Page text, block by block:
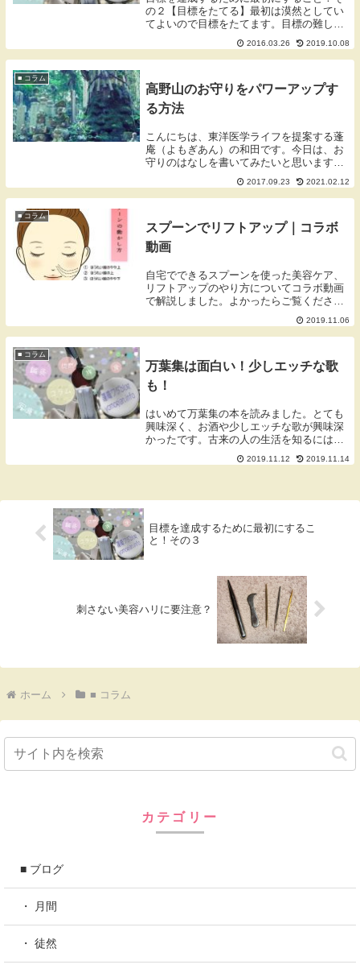
の２【目標をたてる】最初は漠然としてい
てよいので目標をたてます。目標の難しさ
や内容などは気にせず、とにかく達成した
い目標を書き出していきます。たくさん書
き出すと似たようなもなや、関連すること
2016.03.26 2019.10.08
■ コラム
高野山のお守りをパワーアップす
る方法
こんにちは、東洋医学ライフを提案する蓬
庵（よもぎあん）の和田です。今日は、お
守りのはなしを書いてみたいと思います。
高野山を例に出しましたが神社でも同じで
す。高野山のお守りをパワーアップする方
法高野山で授けて頂けるお守りのパワーを
2017.09.23 2021.02.12
■ コラム
スプーンでリフトアップ｜コラボ
動画
自宅でできるスプーンを使った美容ケア、
リフトアップのやり方についてコラボ動画
で解説しました。よかったらご覧くださ
2019.11.06
■ コラム
万葉集は面白い！少しエッチな歌
も！
はいめて万葉集の本を読みました。とても
興味深く、お酒や少しエッチな歌が興味深
かったです。古来の人の生活を知るには必
須だと思いました。
2019.11.12 2019.11.14
目標を達成するために最初にするこ
と！その３
刺さない美容ハリに要注意？
ホーム ■ コラム
カテゴリー
■ ブログ
・ 月間
・ 徒然